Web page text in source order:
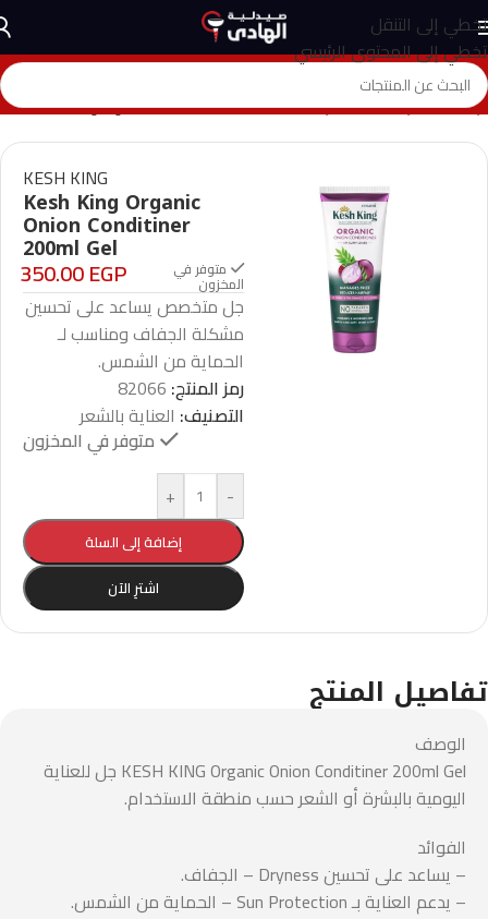
تخطي إلى التنقل
تخطي إلى المحتوى الرئيسي
الرئيسية>المتجر>العناية بالشعر>
Kesh King Organic Onion Conditiner 200ml Gel
KESH KING
Kesh King Organic
Onion Conditiner
200ml Gel
متوفر في
المخزون 350.00EGP
جل متخصص يساعد على تحسين
مشكلة الجفاف ومناسب لـ
الحماية من الشمس.
رمز المنتج: 82066
التصنيف: العناية بالشعر
متوفر في المخزون
-
+
إضافة إلى السلة
اشترِ الآن
تفاصيل المنتج
الوصف
KESH KING Organic Onion Conditiner 200ml Gel جل للعناية
اليومية بالبشرة أو الشعر حسب منطقة الاستخدام.
الفوائد
– يساعد على تحسين Dryness – الجفاف.
– يدعم العناية بـ Sun Protection – الحماية من الشمس.